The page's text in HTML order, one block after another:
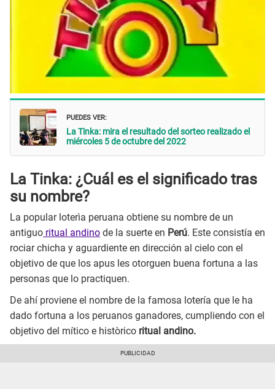
PUEDES VER:
La Tinka: mira el resultado del sorteo realizado el
miércoles 5 de octubre del 2022
La Tinka: ¿Cuál es el significado tras
su nombre?
La popular loterìa peruana obtiene su nombre de un
antiguo ritual andino de la suerte en Perú. Este consistía en
rociar chicha y aguardiente en dirección al cielo con el
objetivo de que los apus les otorguen buena fortuna a las
personas que lo practiquen.
De ahí proviene el nombre de la famosa lotería que le ha
dado fortuna a los peruanos ganadores, cumpliendo con el
objetivo del mítico e històrico ritual andino.